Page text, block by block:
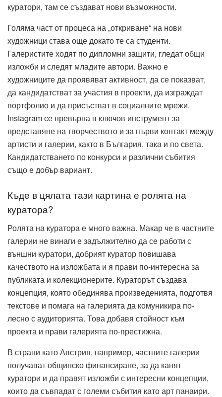
куратори, там се създават нови възможности.
Голяма част от процеса на „откриване“ на нови
художници става още докато те са студенти.
Галеристите ходят по дипломни защити, гледат общи
изложби и следят младите автори. Важно е
художниците да проявяват активност, да се показват,
да кандидатстват за участия в проекти, да изграждат
портфолио и да присъстват в социалните мрежи.
Instagram се превърна в ключов инструмент за
представяне на творчеството и за първи контакт между
артисти и галерии, както в България, така и по света.
Кандидатстването по конкурси и различни събития
също е добър вариант.
Къде в цялата тази картина е ролята на
куратора?
Ролята на куратора е много важна. Макар че в частните
галерии не винаги е задължително да се работи с
външни куратори, добрият куратор повишава
качеството на изложбата и я прави по-интересна за
публиката и колекционерите. Кураторът създава
концепция, която обединява произведенията, подготвя
текстове и помага на галерията да комуникира по-
лесно с аудиторията. Това добавя стойност към
проекта и прави галерията по-престижна.
В страни като Австрия, например, частните галерии
получават общинско финансиране, за да канят
куратори и да правят изложби с интересни концепции,
които да съвпадат с големи събития като арт панаири.